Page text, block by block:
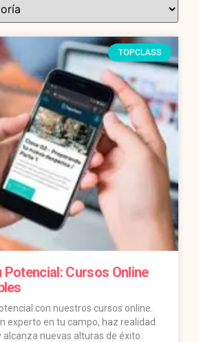
TOPCLASS
Potencial: Cursos Online
con nuestros cursos online.
experto en tu campo, haz realidad
nuevas alturas de éxito.